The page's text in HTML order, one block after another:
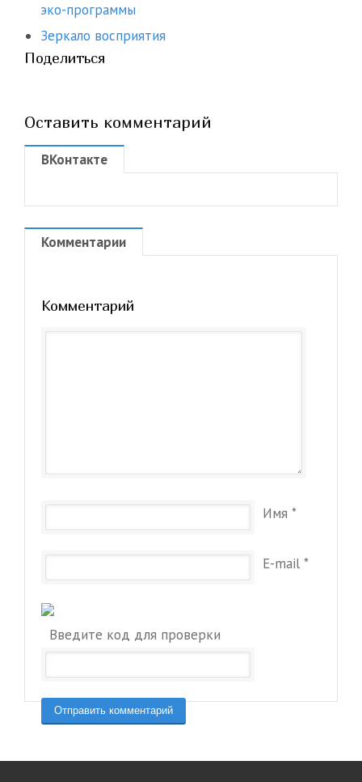
эко-программы
Зеркало восприятия
Поделиться
Оставить комментарий
ВКонтакте
Комментарии
Комментарий
Имя *
E-mail *
Введите код для проверки